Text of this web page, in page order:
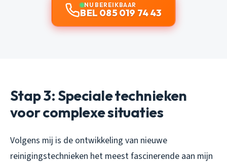
NU BEREIKBAAR
BEL 085 019 74 43
Stap 3: Speciale technieken
voor complexe situaties
Volgens mij is de ontwikkeling van nieuwe
reinigingstechnieken het meest fascinerende aan mijn